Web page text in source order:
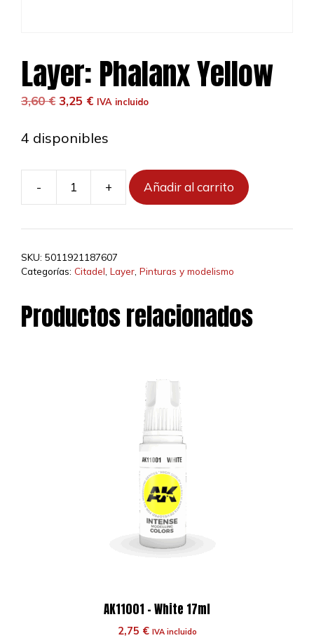
Layer: Phalanx Yellow
3,60€ El
original
3,60 €.
3,25 €El
actual
3,25 €.
IVA incluido
4 disponibles
-
Layer:
Yellow
+ Añadir al carrito
SKU: 5011921187607
Categorías: Citadel Layer Pinturas y modelismo
Productos relacionados
AK11001 – White 17ml
2,75 € IVA incluido